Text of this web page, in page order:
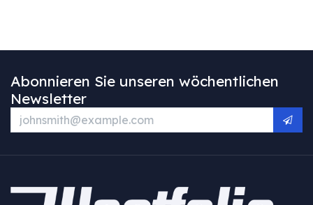
Abonnieren Sie unseren wöchentlichen
Newsletter